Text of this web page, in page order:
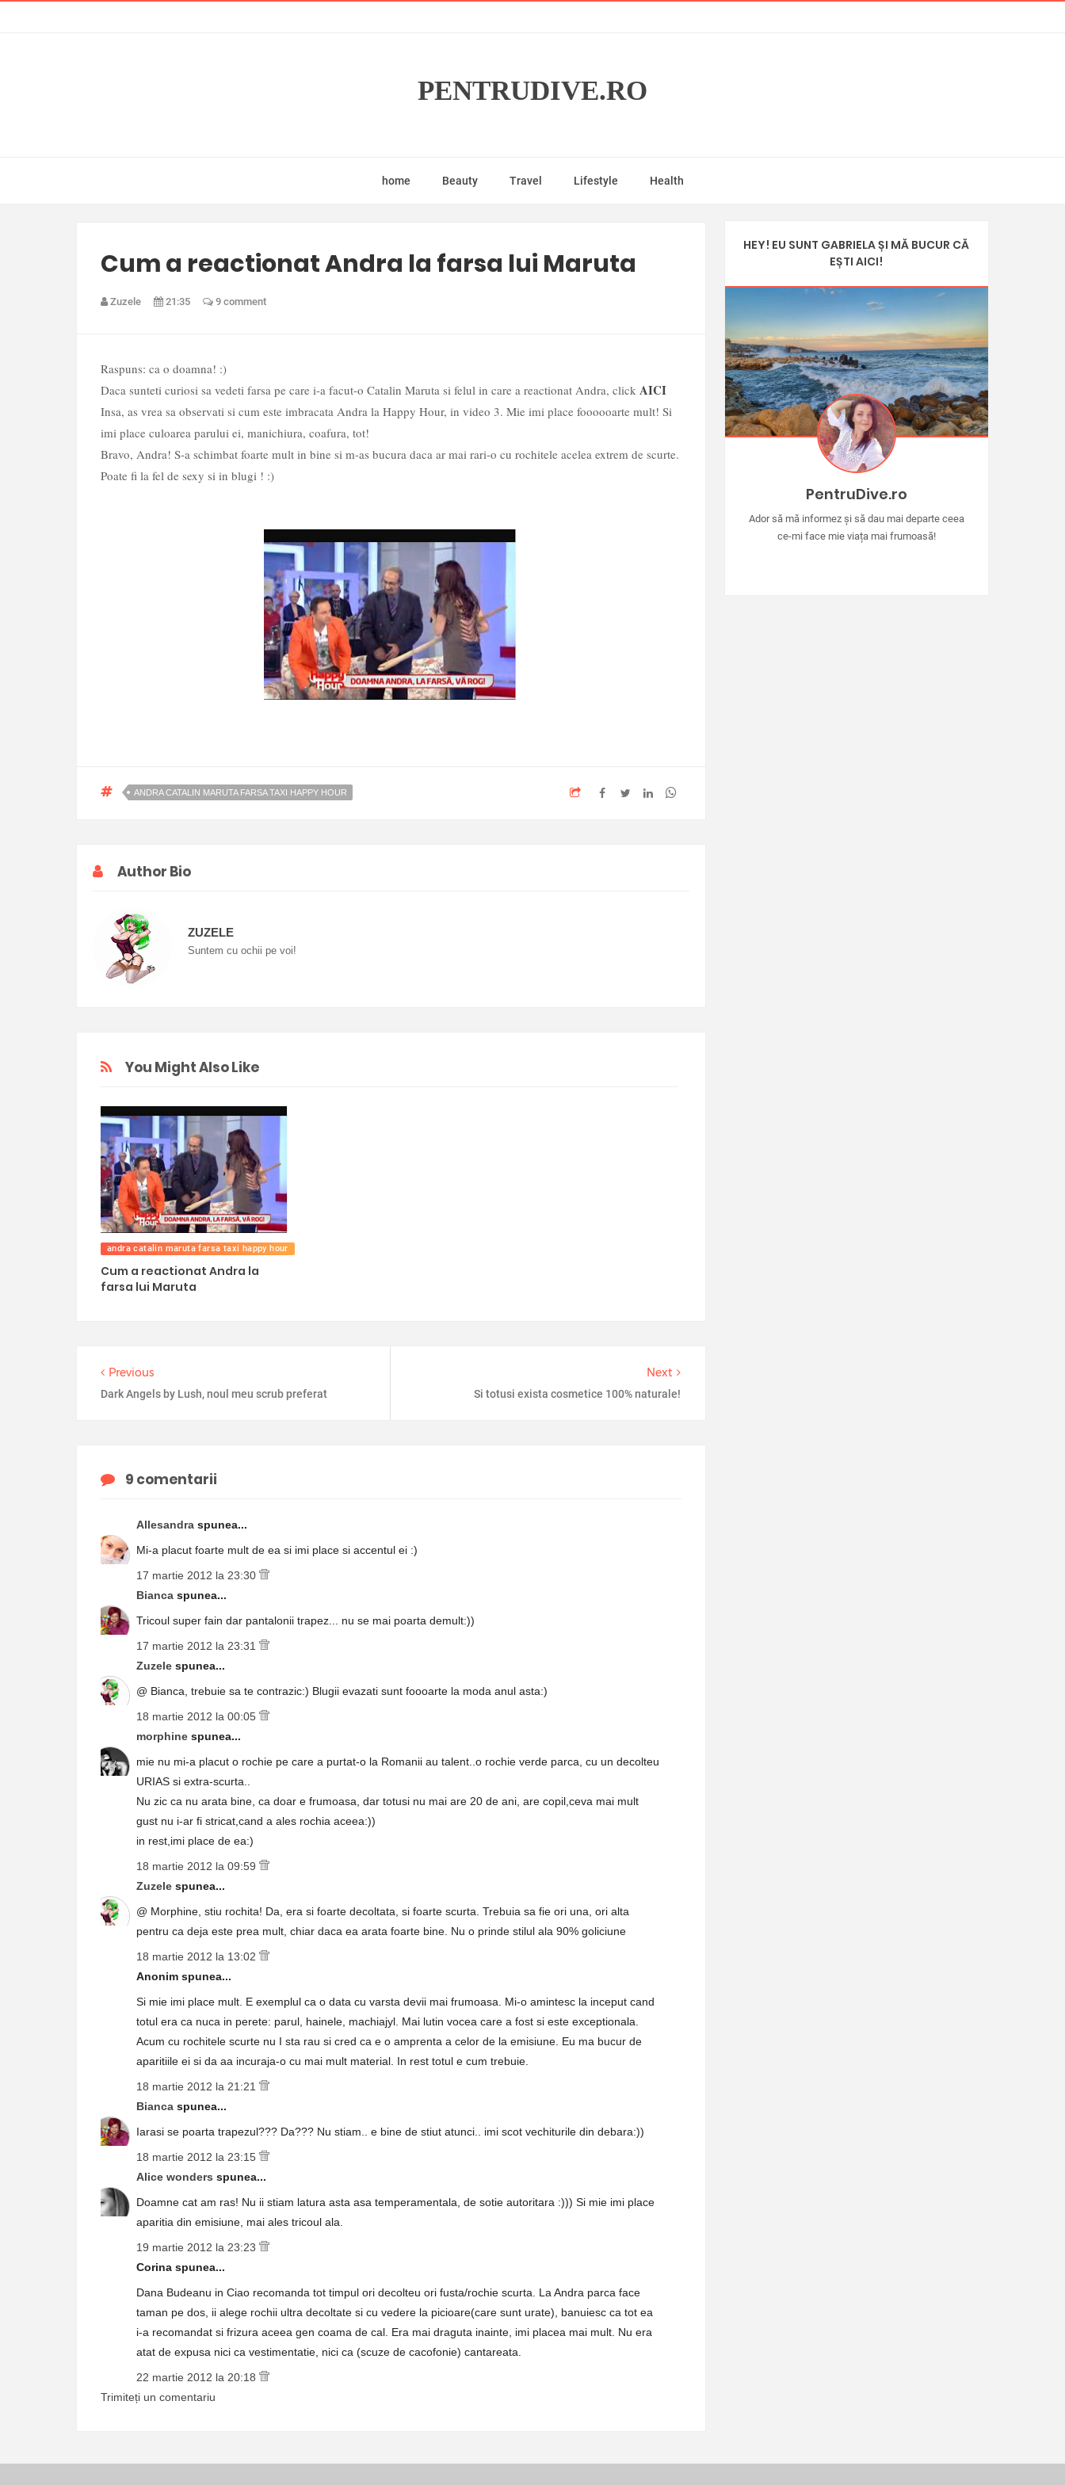
PENTRUDIVE.RO
home Beauty Travel Lifestyle Health
Cum a reactionat Andra la farsa lui Maruta
Zuzele 21:35 9 comment
Raspuns: ca o doamna! :)
Daca sunteti curiosi sa vedeti farsa pe care i-a facut-o Catalin Maruta si felul in care a reactionat Andra, click AICI
Insa, as vrea sa observati si cum este imbracata Andra la Happy Hour, in video 3. Mie imi place foooooarte mult! Si
imi place culoarea parului ei, manichiura, coafura, tot!
Bravo, Andra! S-a schimbat foarte mult in bine si m-as bucura daca ar mai rari-o cu rochitele acelea extrem de scurte.
Poate fi la fel de sexy si in blugi ! :)
ANDRA CATALIN MARUTA FARSA TAXI HAPPY HOUR
Author Bio
ZUZELE
Suntem cu ochii pe voi!
You Might Also Like
andra catalin maruta farsa taxi happy hour
Cum a reactionat Andra la
farsa lui Maruta
Next
Si totusi exista cosmetice 100% naturale!
Previous
Dark Angels by Lush, noul meu scrub preferat
9 comentarii
Allesandra spunea...
Mi-a placut foarte mult de ea si imi place si accentul ei :)
17 martie 2012 la 23:30
Bianca spunea...
Tricoul super fain dar pantalonii trapez... nu se mai poarta demult:))
17 martie 2012 la 23:31
Zuzele spunea...
@ Bianca, trebuie sa te contrazic:) Blugii evazati sunt foooarte la moda anul asta:)
18 martie 2012 la 00:05
morphine spunea...
mie nu mi-a placut o rochie pe care a purtat-o la Romanii au talent..o rochie verde parca, cu un decolteu
URIAS si extra-scurta..
Nu zic ca nu arata bine, ca doar e frumoasa, dar totusi nu mai are 20 de ani, are copil,ceva mai mult
gust nu i-ar fi stricat,cand a ales rochia aceea:))
in rest,imi place de ea:)
18 martie 2012 la 09:59
Zuzele spunea...
@ Morphine, stiu rochita! Da, era si foarte decoltata, si foarte scurta. Trebuia sa fie ori una, ori alta
pentru ca deja este prea mult, chiar daca ea arata foarte bine. Nu o prinde stilul ala 90% goliciune
18 martie 2012 la 13:02
Anonim spunea...
Si mie imi place mult. E exemplul ca o data cu varsta devii mai frumoasa. Mi-o amintesc la inceput cand
totul era ca nuca in perete: parul, hainele, machiajyl. Mai lutin vocea care a fost si este exceptionala.
Acum cu rochitele scurte nu I sta rau si cred ca e o amprenta a celor de la emisiune. Eu ma bucur de
aparitiile ei si da aa incuraja-o cu mai mult material. In rest totul e cum trebuie.
18 martie 2012 la 21:21
Bianca spunea...
Iarasi se poarta trapezul??? Da??? Nu stiam.. e bine de stiut atunci.. imi scot vechiturile din debara:))
18 martie 2012 la 23:15
Alice wonders spunea...
Doamne cat am ras! Nu ii stiam latura asta asa temperamentala, de sotie autoritara :))) Si mie imi place
aparitia din emisiune, mai ales tricoul ala.
19 martie 2012 la 23:23
Corina spunea...
Dana Budeanu in Ciao recomanda tot timpul ori decolteu ori fusta/rochie scurta. La Andra parca face
taman pe dos, ii alege rochii ultra decoltate si cu vedere la picioare(care sunt urate), banuiesc ca tot ea
i-a recomandat si frizura aceea gen coama de cal. Era mai draguta inainte, imi placea mai mult. Nu era
atat de expusa nici ca vestimentatie, nici ca (scuze de cacofonie) cantareata.
22 martie 2012 la 20:18
Trimiteți un comentariu
HEY! EU SUNT GABRIELA ȘI MĂ BUCUR CĂ
EȘTI AICI!
PentruDive.ro
Ador să mă informez și să dau mai departe ceea
ce-mi face mie viața mai frumoasă!